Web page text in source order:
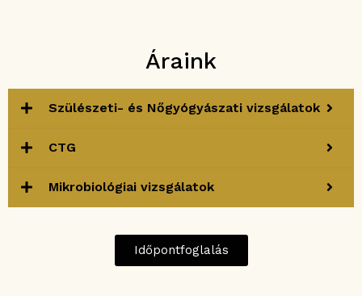
Áraink
Szülészeti- és Nőgyógyászati vizsgálatok
CTG
Mikrobiológiai vizsgálatok
Időpontfoglalás